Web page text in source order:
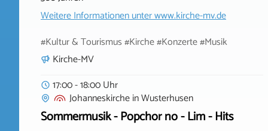
Weitere Informationen unterwww.kirche-mv.de
#Kultur & Tourismus #Kirche #Konzerte #Musik
Kirche-MV
17:00 - 18:00 Uhr
JohanneskircheinWusterhusen
Sommermusik - Popchor no - Lim - Hits